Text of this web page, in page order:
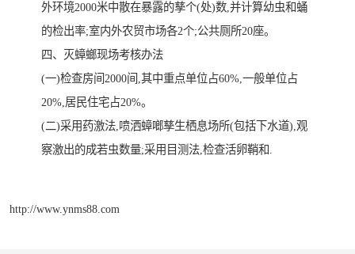
外环境2000米中散在暴露的孳个(处)数,并计算幼虫和蛹
的检出率;室内外农贸市场各2个;公共厕所20座。
四、灭蟑螂现场考核办法
(一)检查房间2000间,其中重点单位占60%,一般单位占
20%,居民住宅占20%。
(二)采用药激法,喷洒蟑啷孳生栖息场所(包括下水道),观
察激出的成若虫数量;采用目测法,检查活卵鞘和.
http://www.ynms88.com